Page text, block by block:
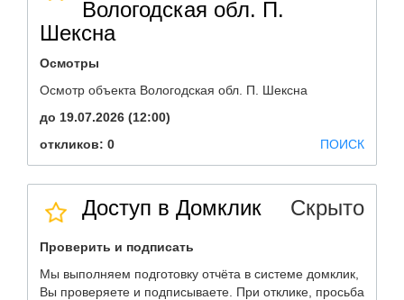
Вологодская обл. П.
Шексна
Осмотры
Осмотр объекта Вологодская обл. П. Шексна
до 19.07.2026 (12:00)
откликов: 0
ПОИСК
Доступ в Домклик Скрыто
Проверить и подписать
Мы выполняем подготовку отчёта в системе домклик,
Вы проверяете и подписываете. При отклике, просьба